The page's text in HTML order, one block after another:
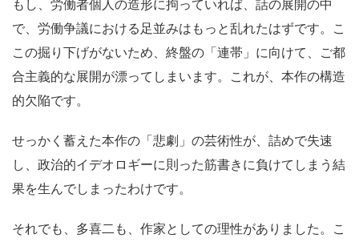
で、労働争議における足並みはもっと乱れたはずです。こ
この掘り下げがないため、終盤の「連帯」に向けて、ご都
合主義的な展開が漂ってしまいます。これが、本作の構造
的欠陥です。
せっかく蓄えた本作の「悲劇」の芸術性が、詰めで失速
し、政治的イデオロギーに則った筋書きに負けてしまう結
果を生んでしまったわけです。
それでも、多喜二も、作家としての理性がありました。こ